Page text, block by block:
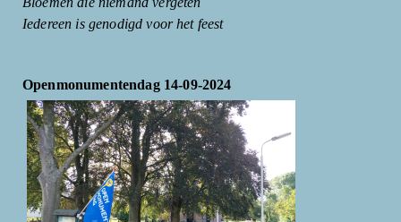
Iedereen is genodigd voor het feest
Openmonumentendag 14-09-2024